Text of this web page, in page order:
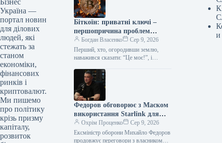
Бізнес
Україна —
портал новин
для ділових
людей, які
стежать за
станом
економіки,
фінансових
ринків і
криптовалют.
Ми пишемо
про політику
крізь призму
капіталу,
розвиток
Біткоїн: приватні ключі –
першопричина проблем
крипторинку
Богдан Власенко
Сер 9, 2026
Перший, хто, огородивши землю,
наважився сказати: “Це моє!”, і
щоб у це повірити, був справжнім
засновником…
Федоров обговорює з Маском
використання Starlink для
ударів по російській балістиці
Охрім Проценко
Сер 9, 2026
Ексміністр оборони Михайло Федоров
продовжує переговори з власником
и